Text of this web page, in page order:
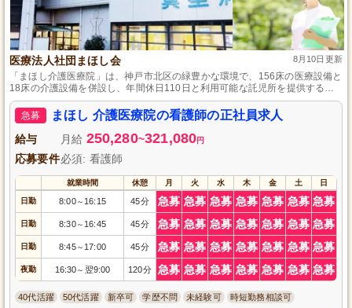
医療法人社団まほし会 8月10日更新
「まほし介護医療院」は、神戸市北区の緑豊かな環境で、156床の医療設備と
18床の介護設備を併設し、年間休日110日と利用可能な託児所を提供する理
想的な働き方を確保しています。
急募
まほし 介護医療院の看護師の正社員求人
給与 月給 250,280~321,080円
応募要件必須: 看護師
就業時間 休憩 月 火 水 木 金 土 日
日勤 8:00～ 16:15 45分 急募 急募 急募 急募 急募 急募 急募
日勤 8:30～ 16:45 45分 急募 急募 急募 急募 急募 急募 急募
日勤 8:45～ 17:00 45分 急募 急募 急募 急募 急募 急募 急募
夜勤 16:30～ 翌9:00 120分 急募 急募 急募 急募 急募 急募 急募
40代活躍 50代活躍 新卒可 学歴不問 未経験可 時短勤務相談可